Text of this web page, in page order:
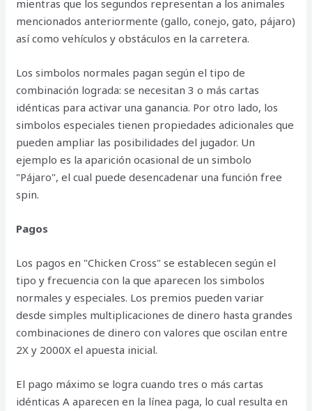
mientras que los segundos representan a los animales
mencionados anteriormente (gallo, conejo, gato, pájaro)
así como vehículos y obstáculos en la carretera.
Los simbolos normales pagan según el tipo de
combinación lograda: se necesitan 3 o más cartas
idénticas para activar una ganancia. Por otro lado, los
simbolos especiales tienen propiedades adicionales que
pueden ampliar las posibilidades del jugador. Un
ejemplo es la aparición ocasional de un simbolo
"Pájaro", el cual puede desencadenar una función free
spin.
Pagos
Los pagos en "Chicken Cross" se establecen según el
tipo y frecuencia con la que aparecen los simbolos
normales y especiales. Los premios pueden variar
desde simples multiplicaciones de dinero hasta grandes
combinaciones de dinero con valores que oscilan entre
2X y 2000X el apuesta inicial.
El pago máximo se logra cuando tres o más cartas
idénticas A aparecen en la línea paga, lo cual resulta en